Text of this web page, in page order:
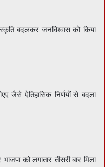
बदलकर जनविश्वास को किया
जैसे ऐतिहासिक निर्णयों से बदला
को लगातार तीसरी बार मिला